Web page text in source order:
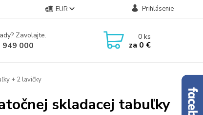
EUR Prihlásenie
Zavolajte.
949 000
0ks
za 0 €
+ 2 lavičky
skladacej tabuľky